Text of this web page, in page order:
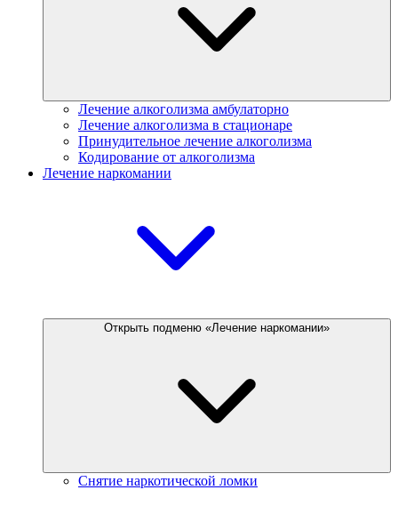
Лечение алкоголизма амбулаторно
Лечение алкоголизма в стационаре
Принудительное лечение алкоголизма
Кодирование от алкоголизма
Лечение наркомании
Открыть подменю «Лечение наркомании»
Снятие наркотической ломки